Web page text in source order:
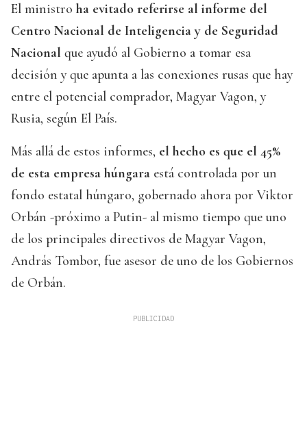
El ministro ha evitado referirse al informe del
Centro Nacional de Inteligencia y de Seguridad
Nacional que ayudó al Gobierno a tomar esa
decisión y que apunta a las conexiones rusas que hay
entre el potencial comprador, Magyar Vagon, y
Rusia, según El País.
Más allá de estos informes, el hecho es que el 45%
de esta empresa húngara está controlada por un
fondo estatal húngaro, gobernado ahora por Viktor
Orbán -próximo a Putin- al mismo tiempo que uno
de los principales directivos de Magyar Vagon,
András Tombor, fue asesor de uno de los Gobiernos
de Orbán.